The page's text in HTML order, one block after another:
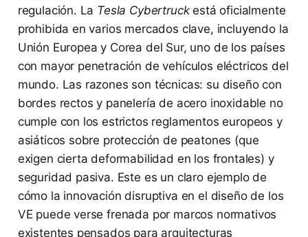
regulación. La Tesla Cybertruckestá oficialmente
prohibida en varios mercados clave, incluyendo la
Unión Europea y Corea del Sur, uno de los países
con mayor penetración de vehículos eléctricos del
mundo. Las razones son técnicas: su diseño con
bordes rectos y panelería de acero inoxidable no
cumple con los estrictos reglamentos europeos y
asiáticos sobre protección de peatones (que
exigen cierta deformabilidad en los frontales) y
seguridad pasiva. Este es un claro ejemplo de
cómo la innovación disruptiva en el diseño de los
VE puede verse frenada por marcos normativos
existentes pensados para arquitecturas